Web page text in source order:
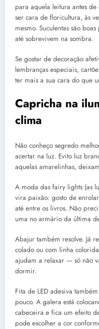
para aquela leitura antes
ser cara de floricultura, às
mesmo. Suculentas são
até sobrevivem na sombra.
Se gostar de decoração
lembranças especiais,
ter mais a sua cara do que
Capricha na
clima
Não conheço segredo
acertar na luz. Evito luz
aquelas amarelinhas,
A moda das fairy lights (as
vira paixão: gosto de
até entre os livros. Não
uma no armário da última
Abajur também resolve. Já
colado ou com linha
ajudam a relaxar — só não
dormir.
Fita de LED adesiva
pouco. A galera está
cabeceira e fica um efeito
pode escolher a cor